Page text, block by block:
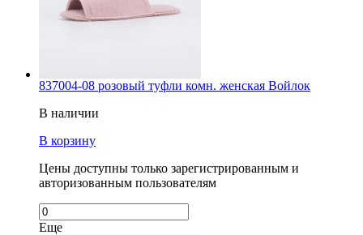
837004-08 розовый туфли комн. женская Войлок
В наличии
В корзину
Цены доступны только зарегистрированным и
авторизованным пользователям
Еще